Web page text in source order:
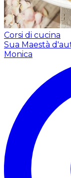
Corsi di cucina
Sua Maestà
Monica